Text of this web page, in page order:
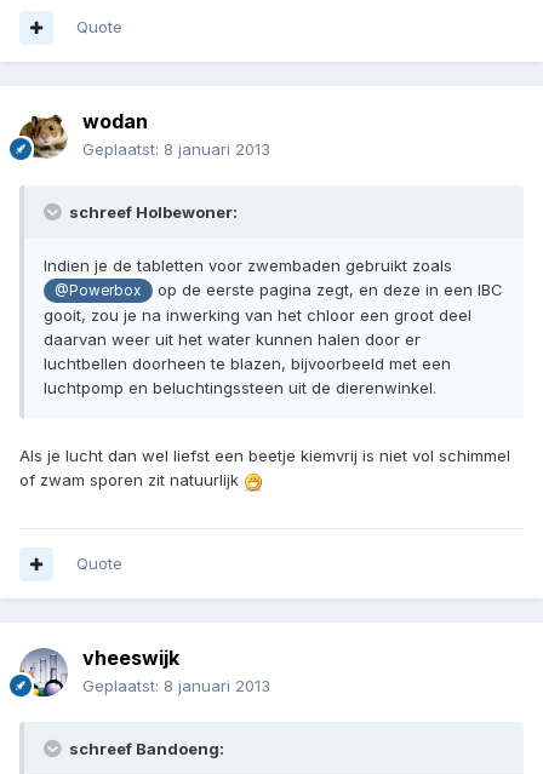
Quote
wodan
Geplaatst: 8 januari 2013
schreef Holbewoner:
Indien je de tabletten voor zwembaden gebruikt zoals
@Powerbox
op de eerste pagina zegt, en deze in een IBC
gooit, zou je na inwerking van het chloor een groot deel
daarvan weer uit het water kunnen halen door er
luchtbellen doorheen te blazen, bijvoorbeeld met een
luchtpomp en beluchtingssteen uit de dierenwinkel.
Als je lucht dan wel liefst een beetje kiemvrij is niet vol schimmel
of zwam sporen zit natuurlijk
Quote
vheeswijk
Geplaatst: 8 januari 2013
schreef Bandoeng: